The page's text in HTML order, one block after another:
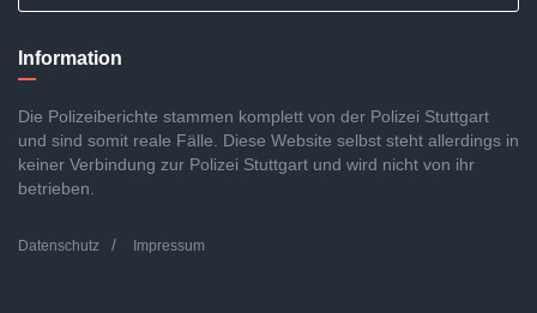
Information
Die Polizeiberichte stammen komplett von der Polizei Stuttgart
und sind somit reale Fälle. Diese Website selbst steht allerdings in
keiner Verbindung zur Polizei Stuttgart und wird nicht von ihr
betrieben.
Datenschutz Impressum